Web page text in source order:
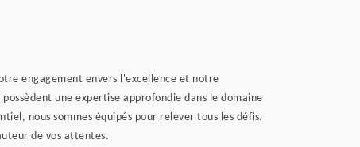
engagement envers l'excellence et notre
une expertise approfondie dans le domaine
nous sommes équipés pour relever tous les défis.
de vos attentes.